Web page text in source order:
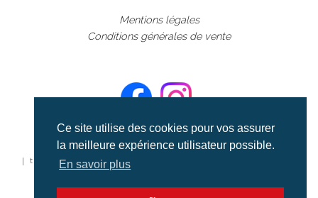
Ce site utilise des cookies pour vos assurer
la meilleure expérience utilisateur possible.
En savoir plus
Mentions légales
Conditions générales de vente
©aerialcollection marque déposée 2024
| tous droits réservés | aerialcollection.fr banque d'images
aériennes et documentaires video et cinéma |